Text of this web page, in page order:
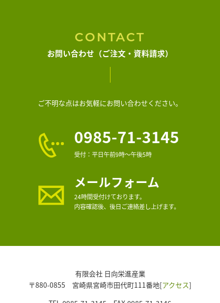
CONTACT
お問い合わせ（ご注文・資料請求）
ご不明な点はお気軽にお問い合わせください。
0985-71-3145
受付：平日午前9時～午後5時
メールフォーム
24時間受付けております。
内容確認後、後日ご連絡差し上げます。
有限会社 日向栄進産業
〒880-0855 宮崎県宮崎市田代町111番地[アクセス]